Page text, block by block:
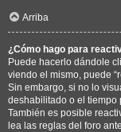
Arriba
¿Cómo hago para
Puede hacerlo dándole
viendo el mismo, puede
Sin embargo, si no lo
deshabilitado o el tiempo
También es posible
lea las reglas del foro